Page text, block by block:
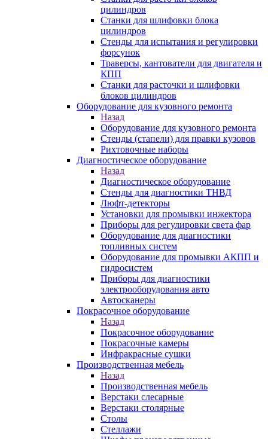
цилиндров
Станки для шлифовки блока
цилиндров
Стенды для испытания и регулировки
форсунок
Траверсы, кантователи для двигателя и
КПП
Станки для расточки и шлифовки
блоков цилиндров
Оборудование для кузовного ремонта
Назад
Оборудование для кузовного ремонта
Стенды (стапели) для правки кузовов
Рихтовочные наборы
Диагностическое оборудование
Назад
Диагностическое оборудование
Стенды для диагностики ТНВД
Люфт-детекторы
Установки для промывки инжектора
Приборы для регулировки света фар
Оборудование для диагностики
топливных систем
Оборудование для промывки АКПП и
гидросистем
Приборы для диагностики
электрооборудования авто
Автосканеры
Покрасочное оборудование
Назад
Покрасочное оборудование
Покрасочные камеры
Инфракрасные сушки
Производственная мебель
Назад
Производственная мебель
Верстаки слесарные
Верстаки столярные
Столы
Стеллажи